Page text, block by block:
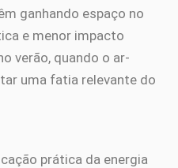
ganhando espaço no
e menor impacto
verão, quando o ar-
uma fatia relevante do
prática da energia